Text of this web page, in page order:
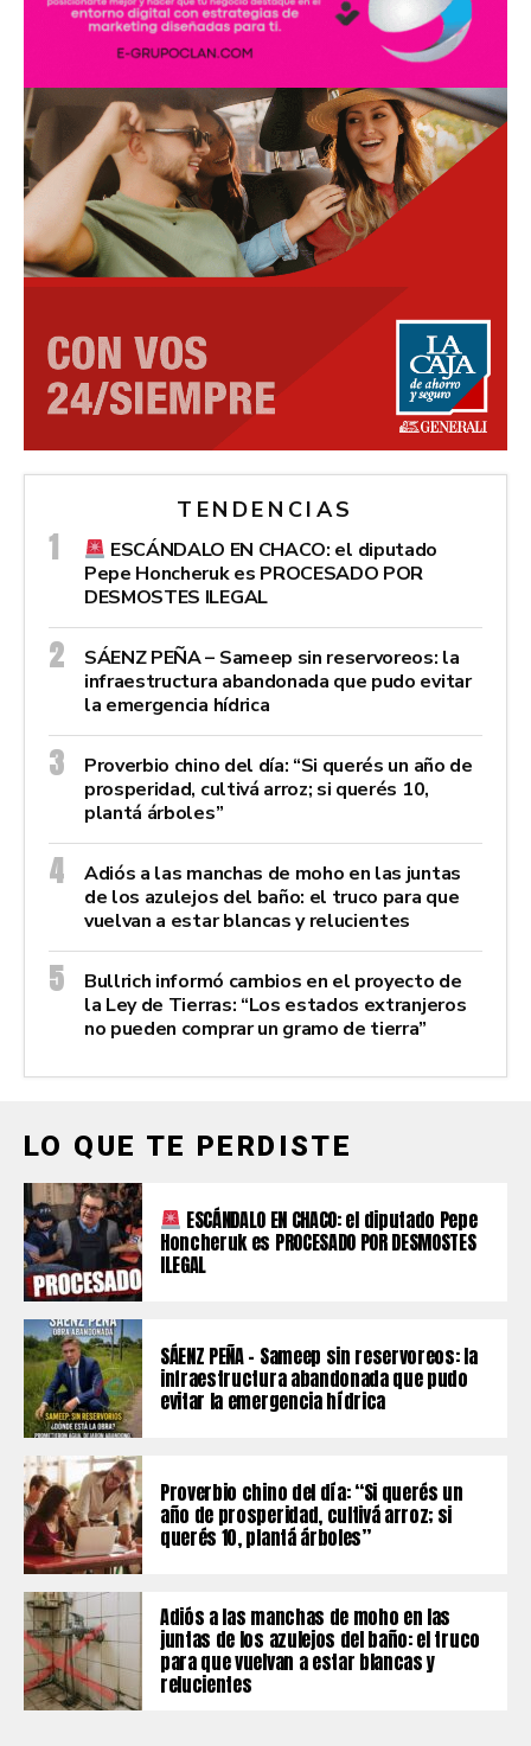
TENDENCIAS
ESCÁNDALO EN CHACO: el diputado
Pepe Honcheruk es PROCESADO POR
DESMOSTES ILEGAL
SÁENZ PEÑA – Sameep sin reservoreos: la
infraestructura abandonada que pudo evitar
la emergencia hídrica
Proverbio chino del día: “Si querés un año de
prosperidad, cultivá arroz; si querés 10,
plantá árboles”
Adiós a las manchas de moho en las juntas
de los azulejos del baño: el truco para que
vuelvan a estar blancas y relucientes
Bullrich informó cambios en el proyecto de
la Ley de Tierras: “Los estados extranjeros
no pueden comprar un gramo de tierra”
LO QUE TE PERDISTE
ESCÁNDALO EN CHACO: el diputado Pepe
Honcheruk es PROCESADO POR DESMOSTES
ILEGAL
SÁENZ PEÑA – Sameep sin reservoreos: la
infraestructura abandonada que pudo
evitar la emergencia hídrica
Proverbio chino del día: “Si querés un
año de prosperidad, cultivá arroz; si
querés 10, plantá árboles”
Adiós a las manchas de moho en las
juntas de los azulejos del baño: el truco
para que vuelvan a estar blancas y
relucientes